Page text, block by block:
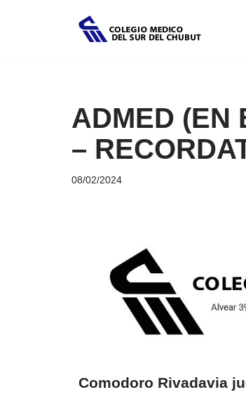
ADMED (EN
–
08/02/2024
Comodoro Rivadavia